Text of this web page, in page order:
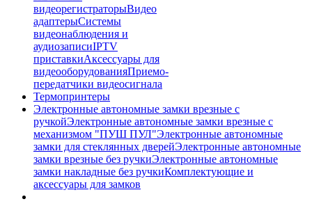
видеорегистраторыВидео
адаптерыСистемы
видеонаблюдения и
аудиозаписиIPTV
приставкиАксессуары для
видеооборудованияПриемо-
передатчики видеосигнала
Термопринтеры
Электронные автономные замки врезные с
ручкойЭлектронные автономные замки врезные с
механизмом "ПУШ ПУЛ"Электронные автономные
замки для стеклянных дверейЭлектронные автономные
замки врезные без ручкиЭлектронные автономные
замки накладные без ручкиКомплектующие и
аксессуары для замков